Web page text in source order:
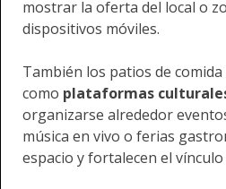
mostrar la oferta del local o
dispositivos móviles.
También los patios de
como plataformas
organizarse alrededor
música en vivo o ferias
espacio y fortalecen el